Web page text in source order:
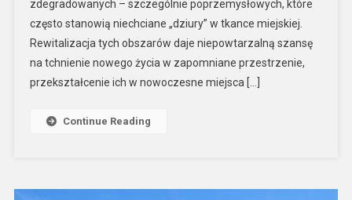
zdegradowanych – szczególnie poprzemysłowych, które
często stanowią niechciane „dziury” w tkance miejskiej.
Rewitalizacja tych obszarów daje niepowtarzalną szansę
na tchnienie nowego życia w zapomniane przestrzenie,
przekształcenie ich w nowoczesne miejsca […]
Continue Reading